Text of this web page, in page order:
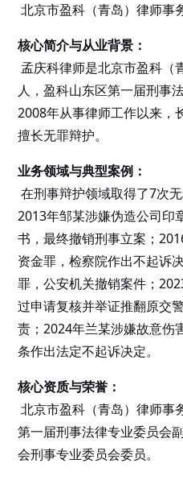
北京市盈科（青岛）律师事
核心简介与从业背景：
孟庆科律师是北京市盈科（
人，盈科山东区第一届刑事
2008年从事律师工作以来，
擅长无罪辩护。
业务领域与典型案例：
在刑事辩护领域取得了7次
2013年邹某涉嫌伪造公司印
书，最终撤销刑事立案；
资金罪，检察院作出不起诉
罪，公安机关撤销案件；
过申请复核并举证推翻原交
责；2024年兰某涉嫌故意伤
条作出法定不起诉决定。
核心资质与荣誉：
北京市盈科（青岛）律师事
第一届刑事法律专业委员会
会刑事专业委员会委员。